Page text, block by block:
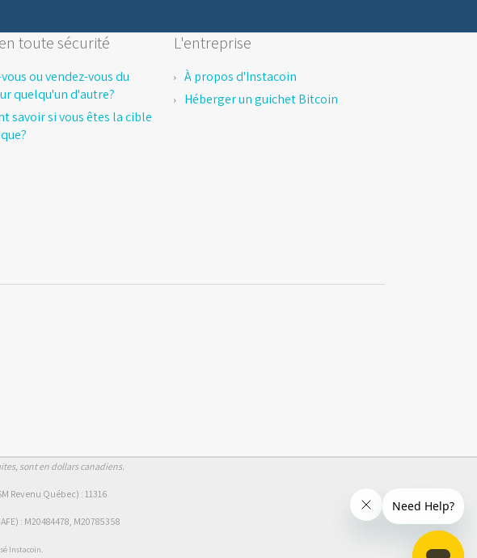
toute sécurité
ou vendez-vous du
quelqu'un d'autre?
savoir si vous êtes la cible
L'entreprise
À propos d'Instacoin
Héberger un guichet Bitcoin
sont en dollars canadiens.
Revenu Québec) : 11316
: M20484478, M20785358
Instacoin.